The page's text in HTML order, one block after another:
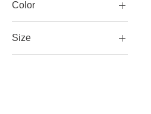
Color
Size